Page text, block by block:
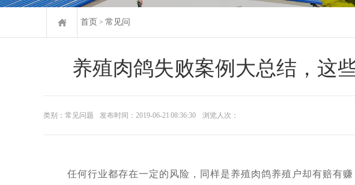
首页 > 常见问
养殖肉鸽失败案例大总结，这
类别：常见问题 发布时间：2019-06-21 08:36:30 浏览人次：
任何行业都存在一定的风险，同样是养殖肉鸽养殖户却有赔有赚